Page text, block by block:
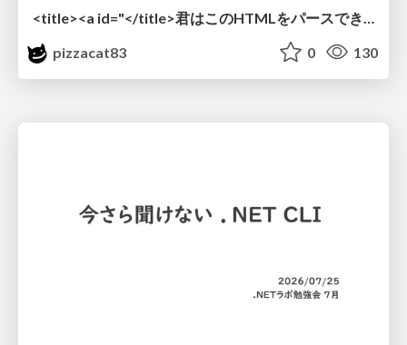
pizzacat83
0 130